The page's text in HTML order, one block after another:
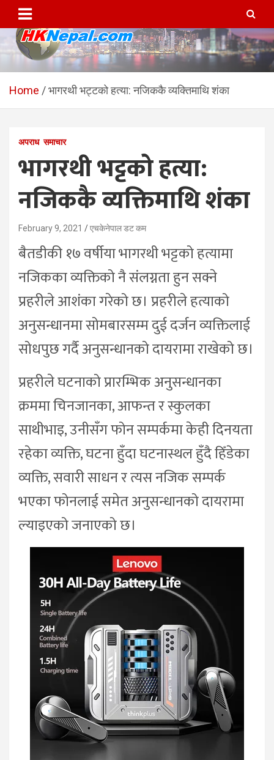
content
HKNepal.com – हङकङबाट
सञ्चालित पहिलो नेपाली अनलाईन
hknepal, hknepal.com, hk nepal, hk nepal com
Home भागरथी भट्टको हत्या: नजिककै व्यक्तिमाथि शंका
अपराध समाचार
भागरथी भट्टको हत्या:
नजिककै व्यक्तिमाथि शंका
February 9, 2021 एचकेनेपाल डट कम
बैतडीकी १७ वर्षीया भागरथी भट्टको हत्यामा
नजिकका व्यक्तिको नै संलग्नता हुन सक्ने
प्रहरीले आशंका गरेको छ। प्रहरीले हत्याको
अनुसन्धानमा सोमबारसम्म दुई दर्जन व्यक्तिलाई
सोधपुछ गर्दै अनुसन्धानको दायरामा राखेको छ।
प्रहरीले घटनाको प्रारम्भिक अनुसन्धानका
क्रममा चिनजानका, आफन्त र स्कुलका
साथीभाइ, उनीसँग फोन सम्पर्कमा केही दिनयता
रहेका व्यक्ति, घटना हुँदा घटनास्थल हुँदै हिँडेका
व्यक्ति, सवारी साधन र त्यस नजिक सम्पर्क
भएका फोनलाई समेत अनुसन्धानको दायरामा
ल्याइएको जनाएको छ।